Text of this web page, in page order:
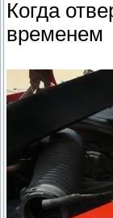
Когда
временем